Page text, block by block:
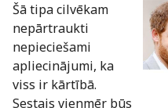
Šā tipa cilvēkam
nepārtraukti
nepieciešami
apliecinājumi, ka
viss ir kārtībā.
Sestais vienmēr būs